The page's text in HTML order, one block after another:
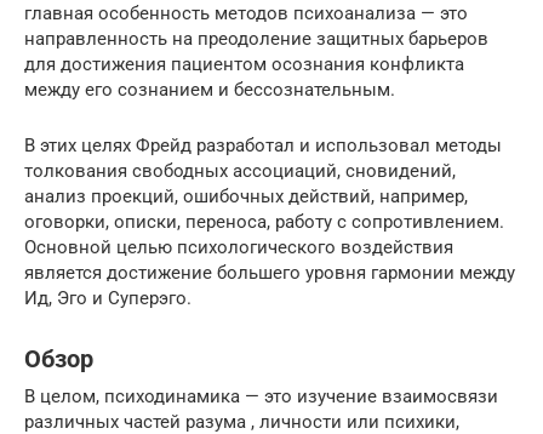
главная особенность методов психоанализа — это
направленность на преодоление защитных барьеров
для достижения пациентом осознания конфликта
между его сознанием и бессознательным.
В этих целях Фрейд разработал и использовал методы
толкования свободных ассоциаций, сновидений,
анализ проекций, ошибочных действий, например,
оговорки, описки, переноса, работу с сопротивлением.
Основной целью психологического воздействия
является достижение большего уровня гармонии между
Ид, Эго и Суперэго.
Обзор
В целом, психодинамика — это изучение взаимосвязи
различных частей разума , личности или психики,